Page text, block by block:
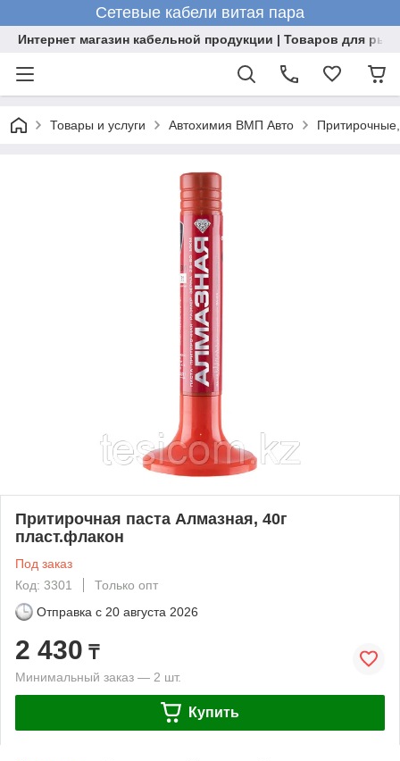
Сетевые кабели витая пара
Интернет магазин кабельной продукции | Товаров для
Товары и услуги Автохимия ВМП Авто
Притирочная паста Алмазная, 40г
пласт.флакон
Под заказ
Код: 3301
Только опт
Отправка с 20 августа 2026
2 430 ₸
Минимальный заказ — 2 шт.
Купить